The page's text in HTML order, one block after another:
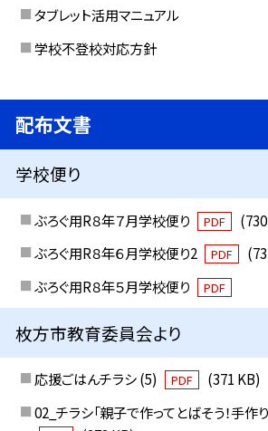
タブレット活用マニュアル
学校不登校対応方針
配布文書
学校便り
ぶろぐ用R８年７月学校便り PDF
ぶろぐ用R８年６月学校便り2
PDF
ぶろぐ用R８年５月学校便り
PDF
枚方市教育委員会より
応援ごはんチラシ (5) PDF
(371 KB)
02_チラシ「親子で作ってとばそう！手作り